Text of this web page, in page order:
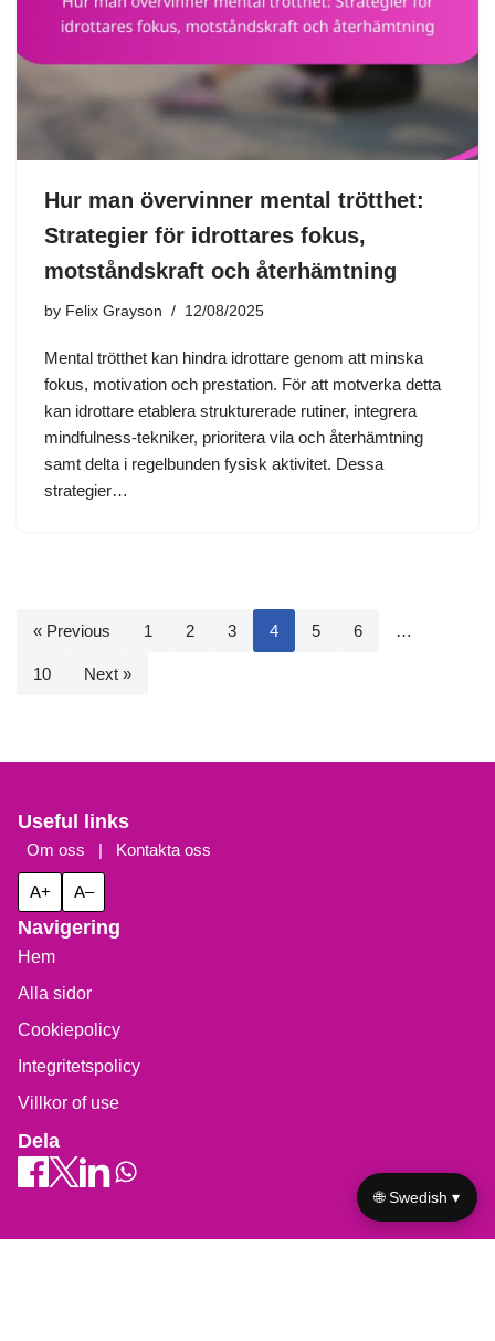
Hur man övervinner mental trötthet:
Strategier för idrottares fokus,
motståndskraft och återhämtning
by Felix Grayson 12/08/2025
Mental trötthet kan hindra idrottare genom att minska
fokus, motivation och prestation. För att motverka detta
kan idrottare etablera strukturerade rutiner, integrera
mindfulness-tekniker, prioritera vila och återhämtning
samt delta i regelbunden fysisk aktivitet. Dessa
strategier…
« Previous 1 2 3 4 5 6 …
10 Next »
Useful links
Om oss | Kontakta oss
A+ A–
Navigering
Hem
Alla sidor
Cookiepolicy
Integritetspolicy
Villkor of use
Dela
🌐 Swedish ▾